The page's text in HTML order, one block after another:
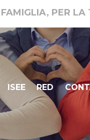
PER LA
ISEE
RED